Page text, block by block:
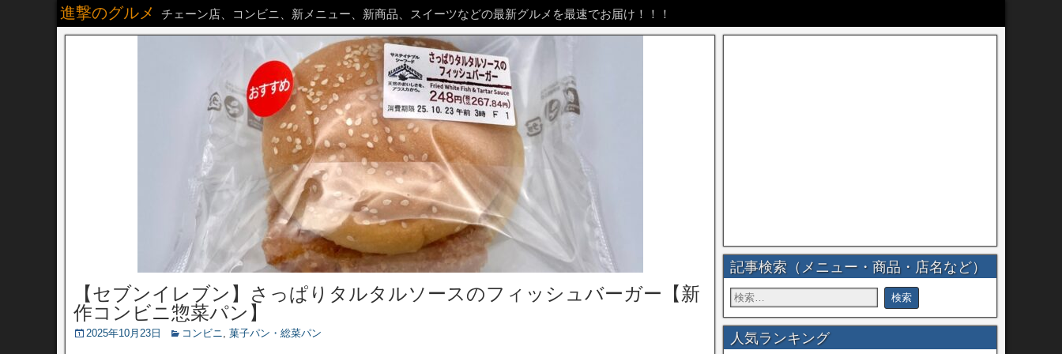
進撃のグルメ チェーン店、コンビニ、新メニュー、新商品、スイーツなどの最新グルメを最速でお届け！！！
【セブンイレブン】さっぱりタルタルソースのフィッシュバーガー【新
作コンビニ惣菜パン】
2025年10月23日 コンビニ, 菓子パン・総菜パン
記事検索（メニュー・商品・店名など）
人気ランキング